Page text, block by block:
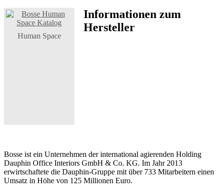
Human Space
Informationen zum
Hersteller
Bosse ist ein Unternehmen der international agierenden Holding
Dauphin Office Interiors GmbH & Co. KG. Im Jahr 2013
erwirtschaftete die Dauphin-Gruppe mit über 733 Mitarbeitern einen
Umsatz in Höhe von 125 Millionen Euro.